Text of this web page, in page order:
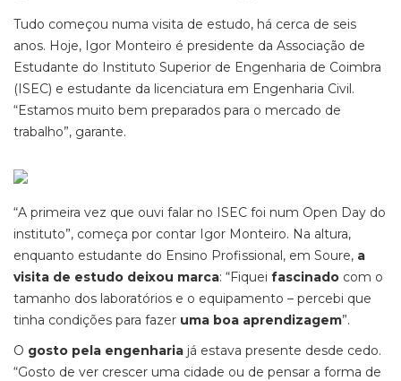
Tudo começou numa visita de estudo, há cerca de seis
anos. Hoje, Igor Monteiro é presidente da Associação de
Estudante do Instituto Superior de Engenharia de Coimbra
(ISEC) e estudante da licenciatura em Engenharia Civil.
“Estamos muito bem preparados para o mercado de
trabalho”, garante.
“A primeira vez que ouvi falar no ISEC foi num Open Day do
instituto”, começa por contar Igor Monteiro. Na altura,
enquanto estudante do Ensino Profissional, em Soure, a
visita de estudo deixou marca: “Fiquei fascinado com o
tamanho dos laboratórios e o equipamento – percebi que
tinha condições para fazer uma boa aprendizagem”.
O gosto pela engenharia já estava presente desde cedo.
“Gosto de ver crescer uma cidade ou de pensar a forma de